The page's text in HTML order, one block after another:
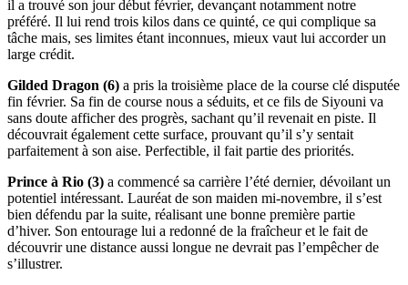
il a trouvé son jour début février, devançant notamment notre
préféré. Il lui rend trois kilos dans ce quinté, ce qui complique sa
tâche mais, ses limites étant inconnues, mieux vaut lui accorder un
large crédit.
Gilded Dragon (6) a pris la troisième place de la course clé disputée
fin février. Sa fin de course nous a séduits, et ce fils de Siyouni va
sans doute afficher des progrès, sachant qu’il revenait en piste. Il
découvrait également cette surface, prouvant qu’il s’y sentait
parfaitement à son aise. Perfectible, il fait partie des priorités.
Prince à Rio (3) a commencé sa carrière l’été dernier, dévoilant un
potentiel intéressant. Lauréat de son maiden mi-novembre, il s’est
bien défendu par la suite, réalisant une bonne première partie
d’hiver. Son entourage lui a redonné de la fraîcheur et le fait de
découvrir une distance aussi longue ne devrait pas l’empêcher de
s’illustrer.